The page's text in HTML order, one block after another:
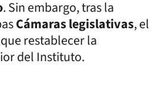
. Sin embargo, tras la
Cámaras legislativas, el
restablecer la
del Instituto.